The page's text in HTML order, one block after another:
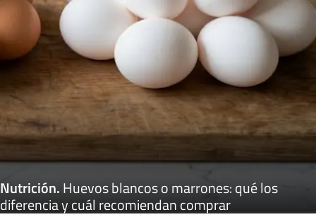
Nutrición.Huevos blancos o marrones: qué los
diferencia y cuál recomiendan comprar